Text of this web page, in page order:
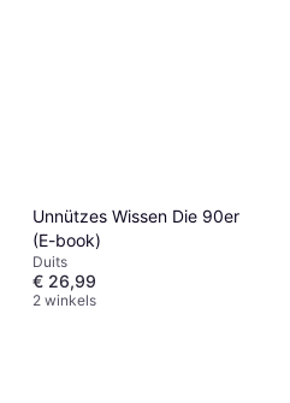
Unnützes Wissen Die 90er
(E-book)
Duits
€ 26,99
2 winkels